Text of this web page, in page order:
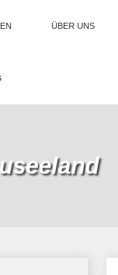
ÜBER UNS